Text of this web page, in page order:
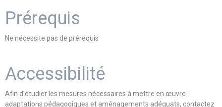
Prérequis
Ne nécessite pas de prérequis
Accessibilité
Afin d’étudier les mesures nécessaires à mettre en œuvre :
adaptations pédagogiques et aménagements adéquats, contactez